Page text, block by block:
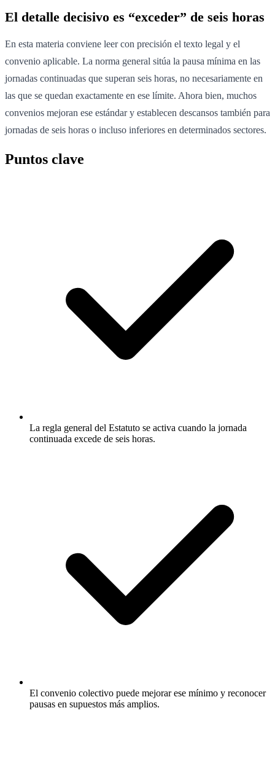
El detalle decisivo es “exceder” de seis horas
En esta materia conviene leer con precisión el texto legal y el
convenio aplicable. La norma general sitúa la pausa mínima en las
jornadas continuadas que superan seis horas, no necesariamente en
las que se quedan exactamente en ese límite. Ahora bien, muchos
convenios mejoran ese estándar y establecen descansos también para
jornadas de seis horas o incluso inferiores en determinados sectores.
Puntos clave
La regla general del Estatuto se activa cuando la jornada
continuada excede de seis horas.
El convenio colectivo puede mejorar ese mínimo y reconocer
pausas en supuestos más amplios.